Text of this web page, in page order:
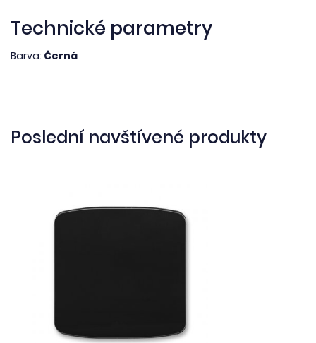
Technické parametry
Barva: Černá
Poslední navštívené produkty